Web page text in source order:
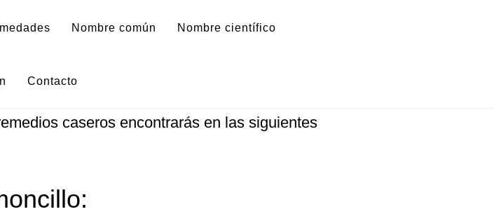
Nombre común Nombre científico
Contacto
caseros encontrarás en las siguientes